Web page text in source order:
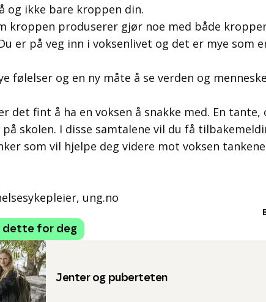
og ikke bare kroppen din.
kroppen produserer gjør noe med både
er på veg inn i voksenlivet og det er mye som
følelser og en ny måte å se verden og
det fint å ha en voksen å snakke med. En tante,
på skolen. I disse samtalene vil du få
som vil hjelpe deg videre mot voksen
ung.no
dette for deg
Jenter og puberteten